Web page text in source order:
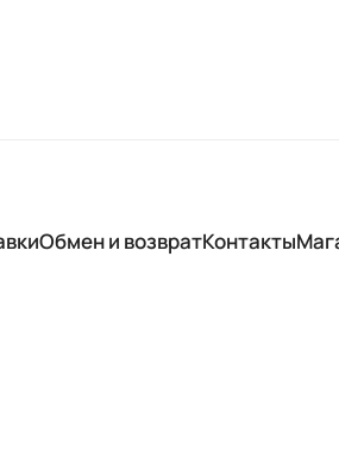
Обмен и возвратКонтакты